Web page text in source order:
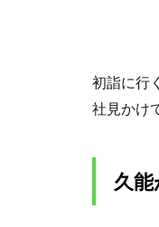
焼
肉
に
初詣に行
社見かけ
久